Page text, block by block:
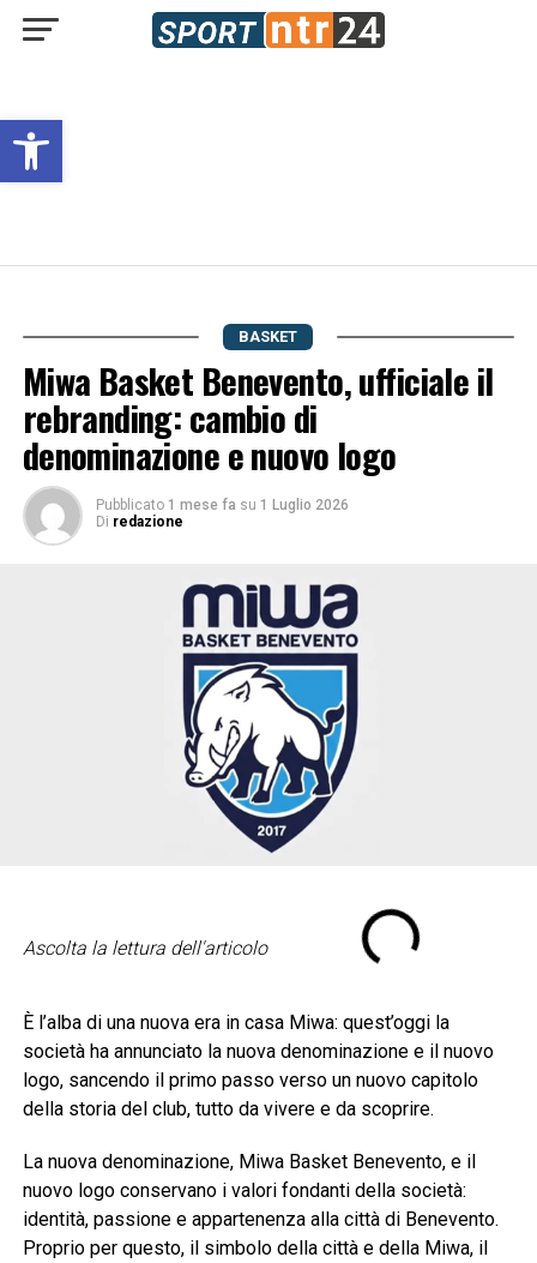
Open toolbar
BASKET
Miwa Basket Benevento, ufficiale il
rebranding: cambio di
denominazione e nuovo logo
Pubblicato 1 mese fa su 1 Luglio 2026
Di redazione
Ascolta la lettura dell'articolo
È l’alba di una nuova era in casa Miwa: quest’oggi la
società ha annunciato la nuova denominazione e il nuovo
logo, sancendo il primo passo verso un nuovo capitolo
della storia del club, tutto da vivere e da scoprire.
La nuova denominazione, Miwa Basket Benevento, e il
nuovo logo conservano i valori fondanti della società:
identità, passione e appartenenza alla città di Benevento.
Proprio per questo, il simbolo della città e della Miwa, il